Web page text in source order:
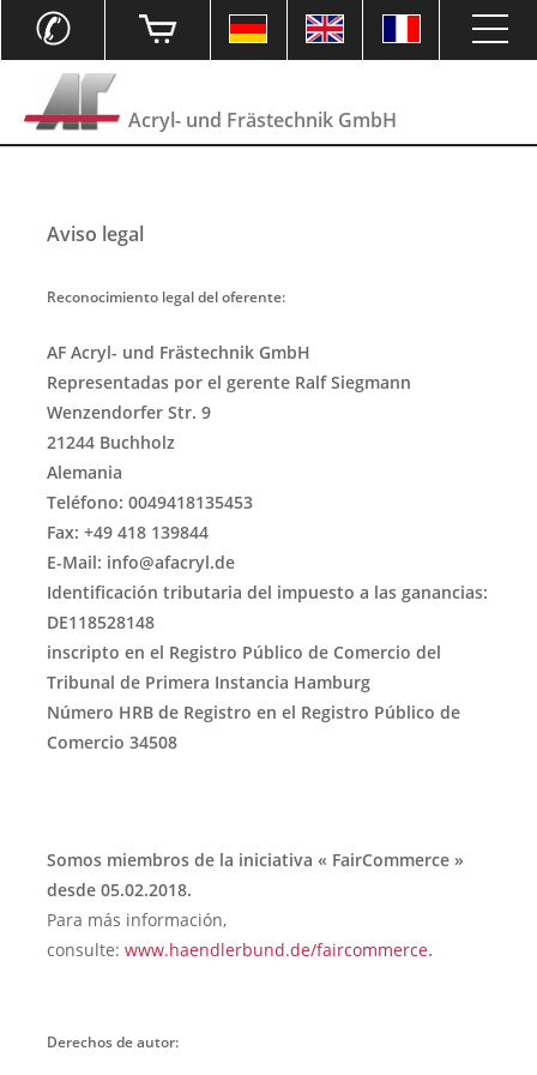
✆
Acryl- und Frästechnik GmbH
Aviso legal
Reconocimiento legal del oferente:
AF Acryl- und Frästechnik GmbH
Representadas por el gerente Ralf Siegmann
Wenzendorfer Str. 9
21244 Buchholz
Alemania
Teléfono: 0049418135453
Fax: +49 418 139844
E-Mail: info@afacryl.de
Identificación tributaria del impuesto a las ganancias:
DE118528148
inscripto en el Registro Público de Comercio del
Tribunal de Primera Instancia Hamburg
Número HRB de Registro en el Registro Público de
Comercio 34508
Somos miembros de la iniciativa « FairCommerce »
desde 05.02.2018.
Para más información,
consulte: www.haendlerbund.de/faircommerce.
Derechos de autor: